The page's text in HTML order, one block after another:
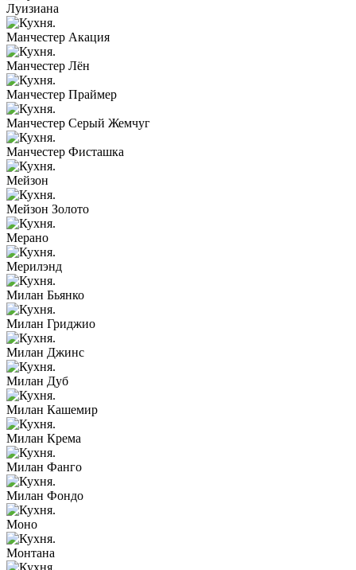
Луизиана
Манчестер Акация
Манчестер Лён
Манчестер Праймер
Манчестер Серый Жемчуг
Манчестер Фисташка
Мейзон
Мейзон Золото
Мерано
Мерилэнд
Милан Бьянко
Милан Гриджио
Милан Джинс
Милан Дуб
Милан Кашемир
Милан Крема
Милан Фанго
Милан Фондо
Моно
Монтана